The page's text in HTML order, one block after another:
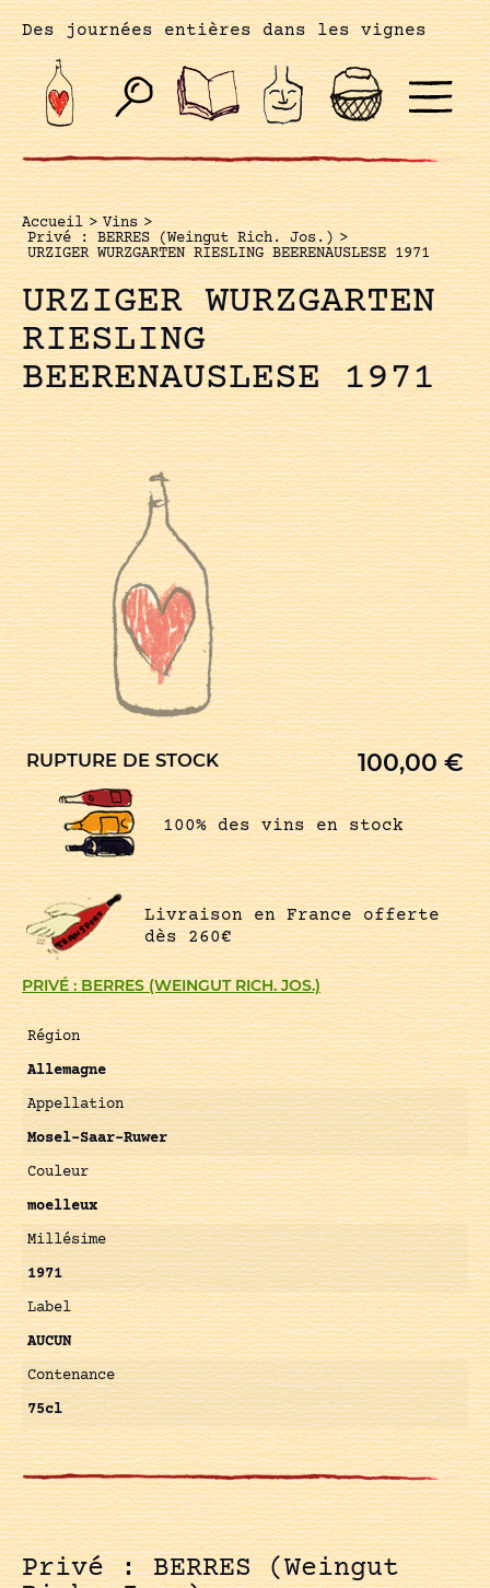
Des journées entières dans les vignes
Accueil > Vins >
Privé : BERRES (Weingut Rich. Jos.) >
URZIGER WURZGARTEN RIESLING BEERENAUSLESE 1971
URZIGER WURZGARTEN
RIESLING
BEERENAUSLESE 1971
PRIVÉ : BERRES (WEINGUT RICH. JOS.)
Région
Allemagne
Appellation
Mosel-Saar-Ruwer
Couleur
moelleux
Millésime
1971
Label
AUCUN
Contenance
75cl
RUPTURE DE STOCK 100,00€
100% des vins en stock
Livraison en France offerte
dès 260€
Privé : BERRES (Weingut